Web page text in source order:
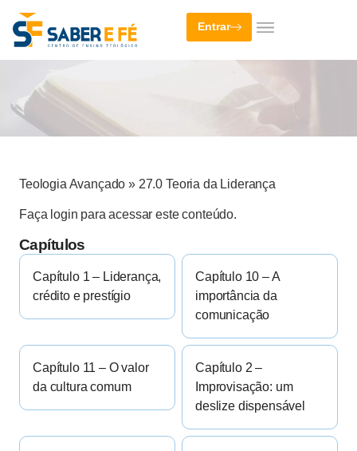
Entrar
Teologia Avançado » 27.0 Teoria da Liderança
Faça login para acessar este conteúdo.
Capítulos
Capítulo 1 – Liderança,
crédito e prestígio
Capítulo 10 – A
importância da
comunicação
Capítulo 11 – O valor
da cultura comum
Capítulo 2 –
Improvisação: um
deslize dispensável